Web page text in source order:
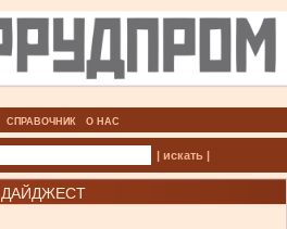
СПРАВОЧНИК О НАС
| искать |
ДАЙДЖЕСТ